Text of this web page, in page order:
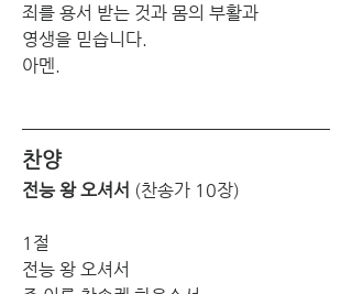
죄를 용서 받는 것과 몸의 부활과
영생을 믿습니다.
아멘.
찬양
전능 왕 오셔서 (찬송가 10장)
1절
전능 왕 오셔서